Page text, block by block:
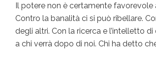
Il potere non è certamente
Contro la banalità ci si può ribellare.
degli altri. Con la ricerca e l’intelletto
a chi verrà dopo di noi. Chi ha detto